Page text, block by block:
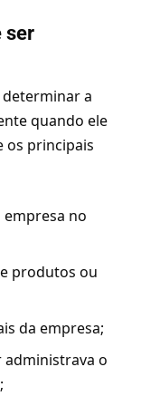
ser
determinar a
quando ele
os principais
no
produtos ou
da empresa;
administrava o